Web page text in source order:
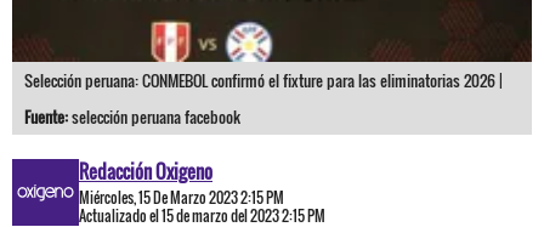
Selección peruana: CONMEBOL confirmó el fixture para las eliminatorias 2026 |
Fuente:selección peruana facebook
Redacción Oxigeno
Miércoles, 15 De Marzo 2023 2:15 PM
Actualizado el 15 de marzo del 2023 2:15 PM